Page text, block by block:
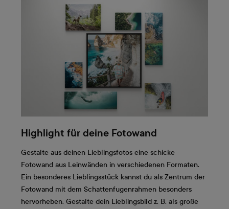
Highlight für deine Fotowand
Gestalte aus deinen Lieblingsfotos eine schicke
Fotowand aus Leinwänden in verschiedenen Formaten.
Ein besonderes Lieblingsstück kannst du als Zentrum der
Fotowand mit dem Schattenfugenrahmen besonders
hervorheben. Gestalte dein Lieblingsbild z. B. als große